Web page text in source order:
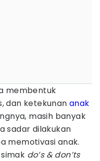
membentuk
dan ketekunan anak
masih banyak
sadar dilakukan
memotivasi anak.
do’s & don’ts